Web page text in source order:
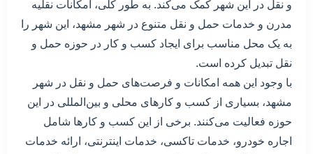
و نقل در این شهر کمک می‌کند. به طور کلی، امکانات نقلیه
مدرن و خدمات حمل و نقل متنوع در شهر مشهد، این شهر را
به یک محل مناسب برای ایجاد کسب و کار در حوزه حمل و
نقل تبدیل کرده است.
با وجود این همه امکانات و فرصت‌های حمل و نقل در شهر
مشهد، بسیاری از کسب و کارهای محلی و بین‌المللی در این
حوزه فعالیت می‌کنند. برخی از این کسب و کارها شامل
اجاره خودرو، خدمات تاکسی، خدمات اینترنتی، ارائه خدمات